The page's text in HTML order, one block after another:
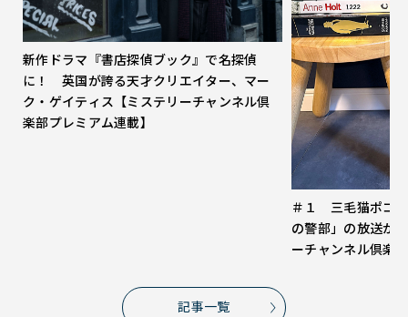
新作ドラマ『書店探偵ブック』で名探偵
に！ 英国が誇る天才クリエイター、マー
ク・ゲイティス【ミステリーチャンネル倶
楽部プレミアム連載】
＃１ 三毛猫ポコ
の警部」の放送が
ーチャンネル倶楽
記事一覧